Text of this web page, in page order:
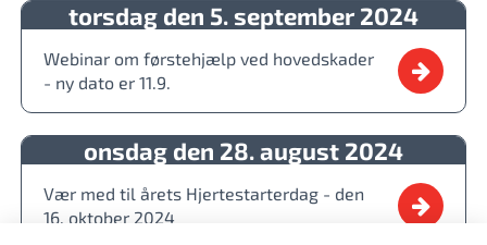
torsdag den 5. september 2024
Webinar om førstehjælp ved hovedskader
- ny dato er 11.9.
onsdag den 28. august 2024
Vær med til årets Hjertestarterdag - den
16. oktober 2024